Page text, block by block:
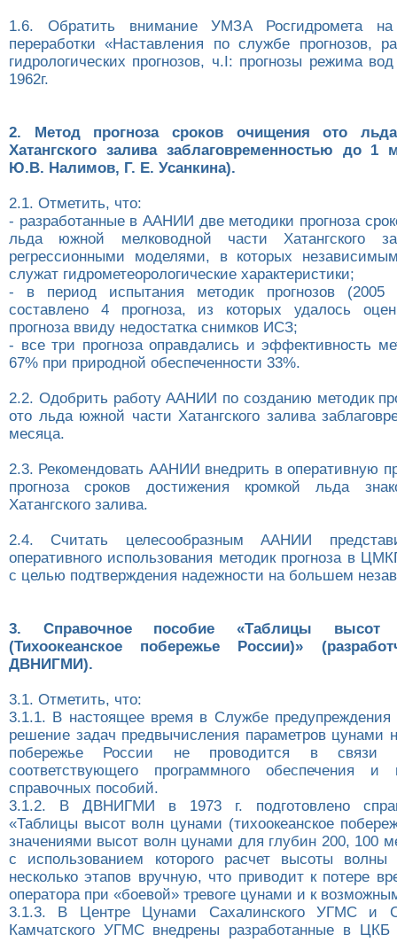
1.6. Обратить внимание УМЗА Росгидромета на
переработки «Наставления по службе прогнозов,
гидрологических прогнозов, ч.I: прогнозы режима
1962г.
2. Метод прогноза сроков очищения ото
Хатангского залива заблаговременностью до
Ю.В. Налимов, Г. Е. Усанкина).
2.1. Отметить, что:
- разработанные в ААНИИ две методики прогноза
льда южной мелководной части Хатангского
регрессионными моделями, в которых
служат гидрометеорологические характеристики;
- в период испытания методик прогнозов (2005
составлено 4 прогноза, из которых удалось
прогноза ввиду недостатка снимков ИСЗ;
- все три прогноза оправдались и эффективность
67% при природной обеспеченности 33%.
2.2. Одобрить работу ААНИИ по созданию методик
ото льда южной части Хатангского залива
месяца.
2.3. Рекомендовать ААНИИ внедрить в оперативную
прогноза сроков достижения кромкой льда
Хатангского залива.
2.4. Считать целесообразным ААНИИ
оперативного использования методик прогноза в
c целью подтверждения надежности на большем
3. Справочное пособие «Таблицы высот
(Тихоокеанское побережье России)»
ДВНИГМИ).
3.1. Отметить, что:
3.1.1. В настоящее время в Службе
решение задач предвычисления параметров цунами
побережье России не проводится в связи
соответствующего программного обеспечения и
справочных пособий.
3.1.2. В ДВНИГМИ в 1973 г. подготовлено
«Таблицы высот волн цунами (тихоокеанское
значениями высот волн цунами для глубин 200, 100
с использованием которого расчет высоты волны
несколько этапов вручную, что приводит к потере
оператора при «боевой» тревоге цунами и к
3.1.3. В Центре Цунами Сахалинского УГМС и
Камчатского УГМС внедрены разработанные в